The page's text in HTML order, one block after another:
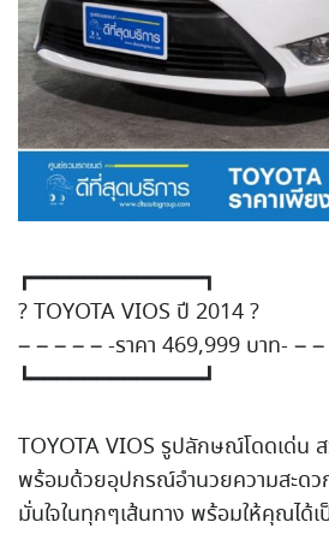
┏━━━━━━━━━━━━━┓
?TOYOTA VIOS ปี 2014?
– – – – – -ราคา 469,999 บาท- –
┗━━━━━━━━━━━━━┛
TOYOTA VIOS รูปลักษณ์โดดเด่น
พร้อมด้วยอุปกรณ์อำนวยความสะด
มั่นใจในทุกๆเส้นทาง พร้อมให้คุณได้เ